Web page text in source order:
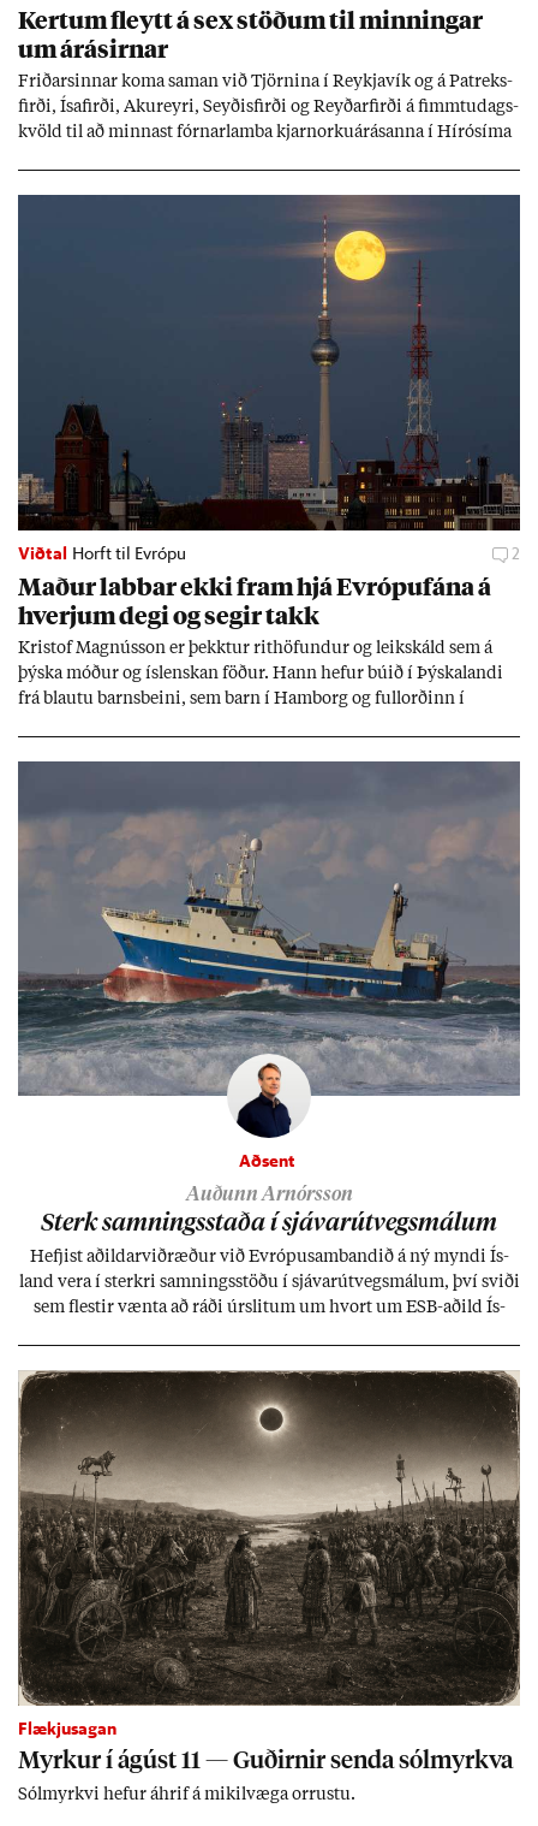
Kert­um fleytt á sex stöð­um til minn­ing­ar
um árás­irn­ar
Frið­arsinn­ar koma sam­an við Tjörn­ina í Reykja­vík og á Pat­reks­
firði, Ísa­firði, Ak­ur­eyri, Seyð­is­firði og Reyð­ar­firði á fimmtu­dags­
kvöld til að minn­ast fórn­ar­lamba kjarn­orku­árás­anna í Hírósíma
Viðtal Horft til Evrópu 2
Mað­ur labb­ar ekki fram hjá Evr­ópuf­ána á
hverj­um degi og seg­ir takk
Kri­stof Magnús­son er þekkt­ur rit­höf­und­ur og leik­skáld sem á
þýska móð­ur og ís­lensk­an föð­ur. Hann hef­ur bú­ið í Þýskalandi
frá blautu barns­beini, sem barn í Ham­borg og full­orð­inn í
Aðsent
Auðunn Arnórsson
Sterk samn­ings­staða í sjáv­ar­út­vegs­mál­um
Hefj­ist að­ild­ar­við­ræð­ur við Evr­ópu­sam­band­ið á ný myndi Ís­
land vera í sterkri samn­ings­stöðu í sjáv­ar­út­vegs­mál­um, því sviði
sem flest­ir vænta að ráði úr­slit­um um hvort um ESB-að­ild Ís­
kerfi, en sveigj­an­leiki til lausna er um­tals­verð­ur.
Flækjusagan
Myrk­ur í ág­úst 11 — Guð­irn­ir senda sól­myrkva
Sól­myrkvi hef­ur áhrif á mik­il­væga orr­ustu.